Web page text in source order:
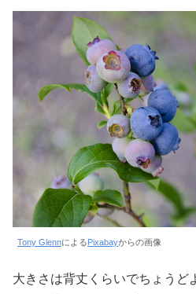
Tony GlennによるPixabayからの画像
大きさは背丈くらいでちょうど